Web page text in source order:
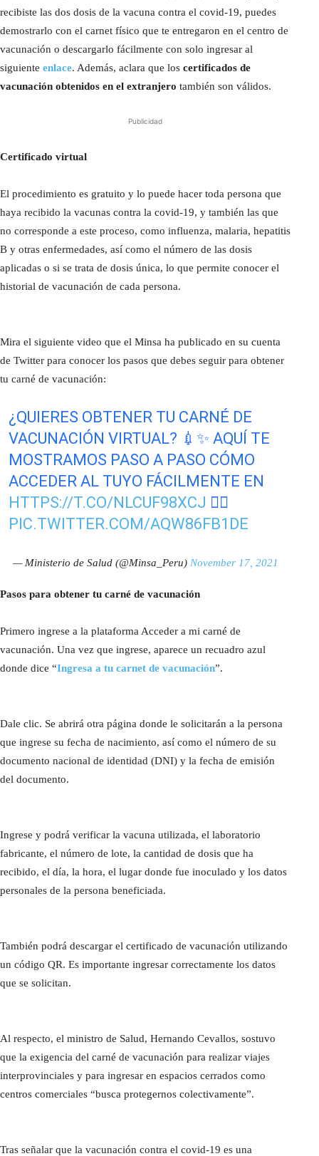
recibiste las dos dosis de la vacuna contra el covid-19, puedes
demostrarlo con el carnet físico que te entregaron en el centro de
vacunación o descargarlo fácilmente con solo ingresar al
siguiente enlace. Además, aclara que los certificados de
vacunación obtenidos en el extranjero también son válidos.
Publicidad
Certificado virtual
El procedimiento es gratuito y lo puede hacer toda persona que
haya recibido la vacunas contra la covid-19, y también las que
no corresponde a este proceso, como influenza, malaria, hepatitis
B y otras enfermedades, así como el número de las dosis
aplicadas o si se trata de dosis única, lo que permite conocer el
historial de vacunación de cada persona.
Mira el siguiente video que el Minsa ha publicado en su cuenta
de Twitter para conocer los pasos que debes seguir para obtener
tu carné de vacunación:
¿QUIERES OBTENER TU CARNÉ DE
VACUNACIÓN VIRTUAL? 💉✨ AQUÍ TE
MOSTRAMOS PASO A PASO CÓMO
ACCEDER AL TUYO FÁCILMENTE EN
HTTPS://T.CO/NLCUF98XCJ 👇🏻
PIC.TWITTER.COM/AQW86FB1DE
— Ministerio de Salud (@Minsa_Peru) November 17, 2021
Pasos para obtener tu carné de vacunación
Primero ingrese a la plataforma Acceder a mi carné de
vacunación. Una vez que ingrese, aparece un recuadro azul
donde dice “Ingresa a tu carnet de vacunación”.
Dale clic. Se abrirá otra página donde le solicitarán a la persona
que ingrese su fecha de nacimiento, así como el número de su
documento nacional de identidad (DNI) y la fecha de emisión
del documento.
Ingrese y podrá verificar la vacuna utilizada, el laboratorio
fabricante, el número de lote, la cantidad de dosis que ha
recibido, el día, la hora, el lugar donde fue inoculado y los datos
personales de la persona beneficiada.
También podrá descargar el certificado de vacunación utilizando
un código QR. Es importante ingresar correctamente los datos
que se solicitan.
Al respecto, el ministro de Salud, Hernando Cevallos, sostuvo
que la exigencia del carné de vacunación para realizar viajes
interprovinciales y para ingresar en espacios cerrados como
centros comerciales “busca protegernos colectivamente”.
Tras señalar que la vacunación contra el covid-19 es una